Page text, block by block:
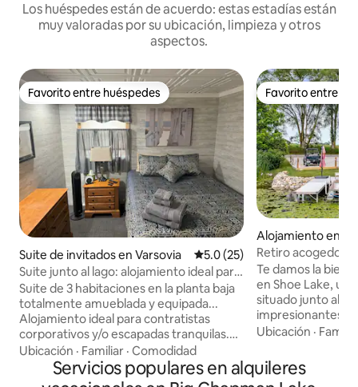
Los huéspedes están de acuerdo: estas estadías están
muy valoradas por su ubicación, limpieza y otros
aspectos.
Favorito entre huéspedes
Favorito entre huéspedes
Suite de invitados en Varsovia Calificación promedio: 5.0 de
5.0 (25)
Suite junto al lago: alojamiento ideal para
viajes de negocios de 80 metros
cuadrados
Suite de 3 habitaciones en la planta baja
totalmente amueblada y equipada...
Alojamiento ideal para contratistas
corporativos y/o escapadas tranquilas.
Ropa de cama nueva, electrodomésticos
nuevos, cafetera espresso, agua y hielo
de 5 etapas RO, TV de 65 pulgadas, wifi,
Ubicación · Familiar · Comodidad
Favorito entre
Favorito entre
Alojamiento en
Retiro acogedor
Te damos la
en Shoe Lake,
situado junto al
impresionantes
Construida en
conservada y
de 424 pies
Ubicación ·
Servicios populares en alquileres